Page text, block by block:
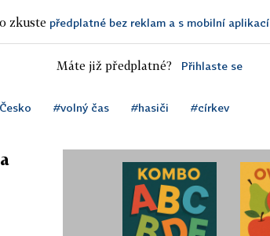
zkuste předplatné bez reklam a s mobilní aplikací
Máte již předplatné? Přihlaste se
#volný čas #hasiči #církev